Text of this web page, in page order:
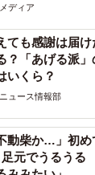
ディア
ても感謝は届
？「あげる派」
いくら？
ュース情報部
動柴か…」初
元でうるうる